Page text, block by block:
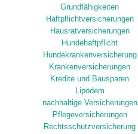
Grundfähigkeiten
Haftpflichtversicherungen
Hausratversicherungen
Hundehaftpflicht
Hundekrankenversicherung
Krankenversicherungen
Kredite und Bausparen
Lipödem
nachhaltige Versicherungen
Pflegeversicherungen
Rechtsschutzversicherung